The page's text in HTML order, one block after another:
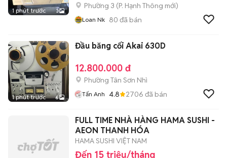
1 phút trước 3
Phường 3 (P. Hạnh Thông mới)
Loan Nk 80 đã bán
1 phút trước 6
Đầu băng cối Akai 630D
12.800.000 đ
Phường Tân Sơn Nhì
Tấn Anh 4.8 2706 đã bán
FULL TIME NHÀ HÀNG HAMA SUSHI -
AEON THANH HÓA
HAMA SUSHI VIỆT NAM
Đến 15 triệu/tháng